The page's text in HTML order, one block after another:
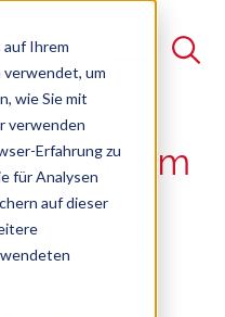
Ihrem
verwendet, um
wie Sie mit
verwenden
Erfahrung zu
für Analysen
auf dieser
das Suchfeld leer ist.
Warum
den
Bereich